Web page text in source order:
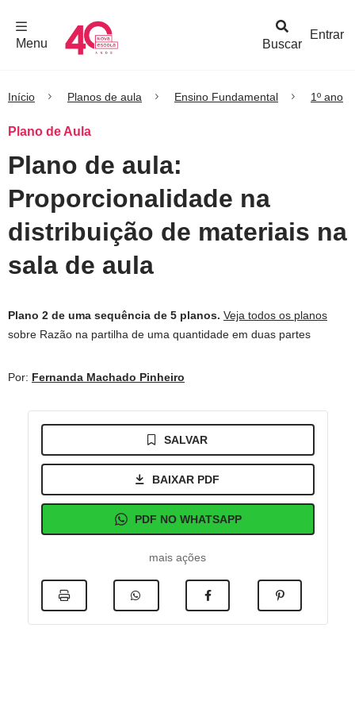
Buscar
Menu
Entrar
Início Planos de aula Ensino Fundamental 1º ano
Plano de Aula
Plano de aula:
Proporcionalidade na
distribuição de materiais na
sala de aula
Plano 2 de uma sequência de 5 planos. Veja todos os planos
sobre Razão na partilha de uma quantidade em duas partes
Por: Fernanda Machado Pinheiro
SALVAR
BAIXAR PDF
PDF NO WHATSAPP
mais ações